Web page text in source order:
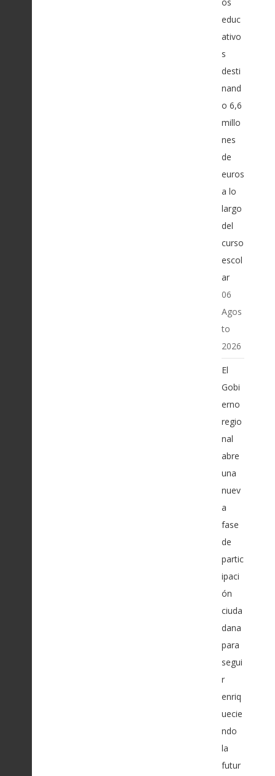
educ
ativo
s
desti
nand
o 6,6
millo
nes
de
euros
a lo
largo
del
curso
escol
ar
06
Agos
to
2026
El
Gobi
erno
regio
nal
abre
una
nuev
a
fase
de
partic
ipaci
ón
ciuda
dana
para
segui
r
enriq
uecie
ndo
la
futur